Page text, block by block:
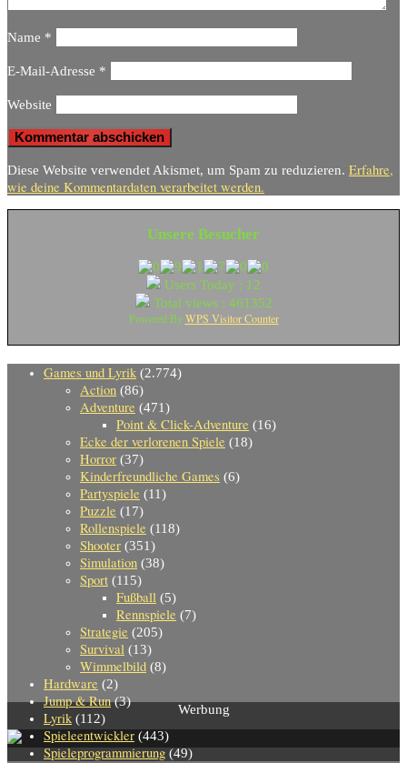
Name *
E-Mail-Adresse *
Website
Diese Website verwendet Akismet, um Spam zu reduzieren. Erfahre,
wie deine Kommentardaten verarbeitet werden.
Unsere Besucher
Users Today : 12
Total views : 461352
Powered By WPS Visitor Counter
Games und Lyrik (2.774)
Action (86)
Adventure (471)
Point & Click-Adventure (16)
Ecke der verlorenen Spiele (18)
Horror (37)
Kinderfreundliche Games (6)
Partyspiele (11)
Puzzle (17)
Rollenspiele (118)
Shooter (351)
Simulation (38)
Sport (115)
Fußball (5)
Rennspiele (7)
Strategie (205)
Survival (13)
Wimmelbild (8)
Hardware (2)
Jump & Run(3)
Lyrik (112)
Spieleentwickler (443)
Spieleprogrammierung (49)
Werbung